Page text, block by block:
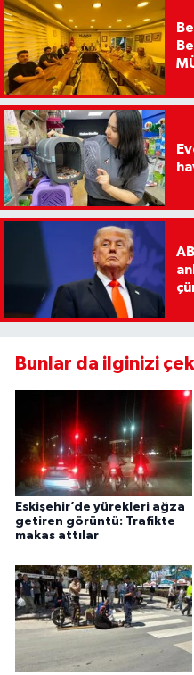
Bunlar da ilginizi
Eskişehir’de yürekleri ağza
getiren görüntü: Trafikte
makas attılar